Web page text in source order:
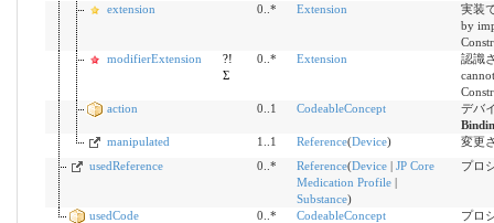
extension
0..* Extension
実装
by
modifierExtension
?!
Σ
0..* Extension
認識
action
0..1 CodeableConcept
デバ
manipulated
1..1 Reference(Device)
変更
usedReference
0..* Reference(Device| JP Core
Medication Profile|
Substance)
プロ
usedCode 0..* CodeableConcept
プロ